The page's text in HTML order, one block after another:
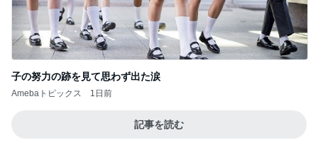
子の努力の跡を見て思わず出た涙
Amebaトピックス 1日前
記事を読む